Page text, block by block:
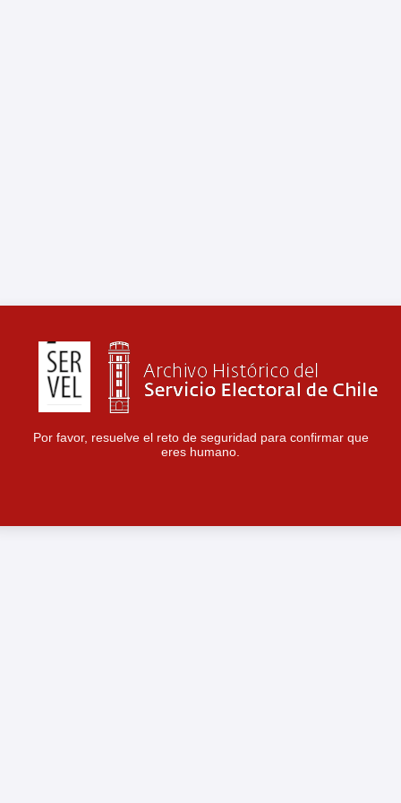
Por favor, resuelve el reto de seguridad para confirmar que
eres humano.